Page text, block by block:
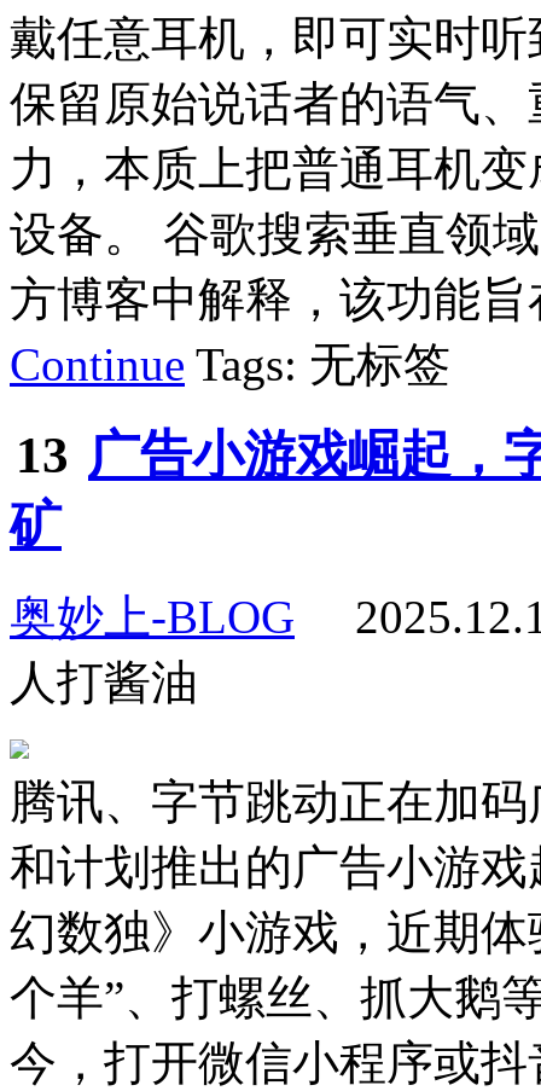
戴任意耳机，即可实时
保留原始说话者的语气
力，本质上把普通耳机
设备。 谷歌搜索垂直领
方博客中解释，该功能
Continue Tags: 无标签
13 广告小游戏崛起，
矿
奥妙上-BLOG
人打酱油
腾讯、字节跳动正在加
和计划推出的广告小游
幻数独》小游戏，近期
个羊”、打螺丝、抓大鹅
今，打开微信小程序或